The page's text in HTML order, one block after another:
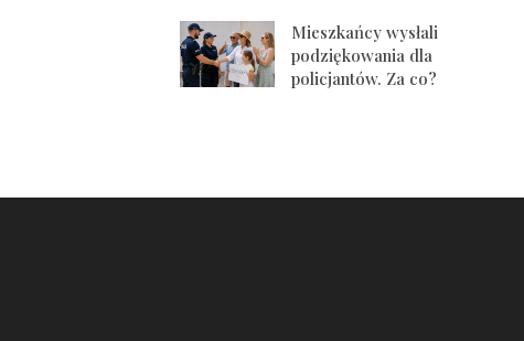
Mieszkańcy wysłali
podziękowania dla
policjantów. Za co?